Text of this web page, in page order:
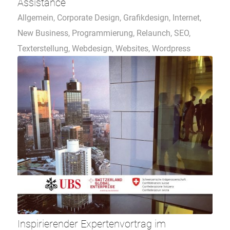
Assistance
Allgemein, Corporate Design, Grafikdesign, Internet,
New Business, Programmierung, Relaunch, SEO,
Texterstellung, Webdesign, Websites, Wordpress
Inspirierender Expertenvortrag im